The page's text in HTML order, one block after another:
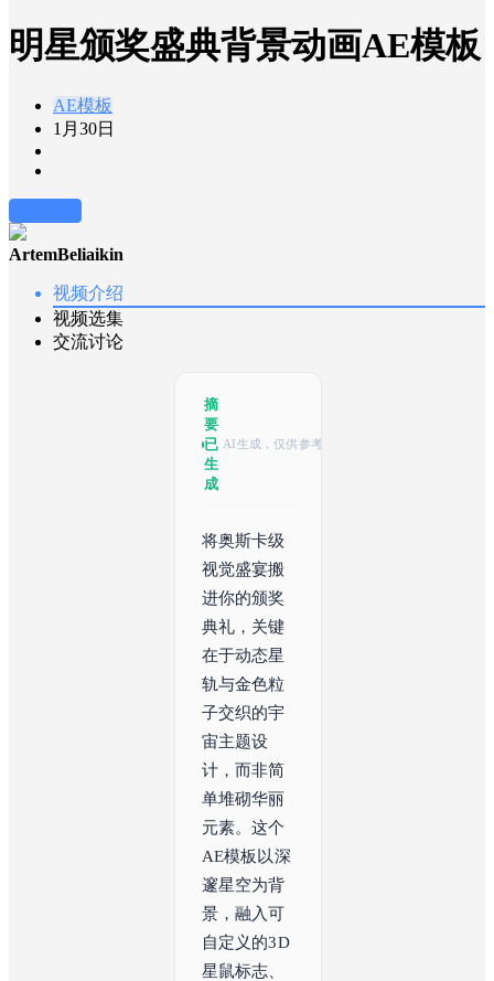
明星颁奖盛典背景动画AE模板
AE模板
1月30日
ArtemBeliaikin
视频介绍
视频选集
交流讨论
摘
要
已
生
成
AI生成，仅供参考
将奥斯卡级
视觉盛宴搬
进你的颁奖
典礼，关键
在于动态星
轨与金色粒
子交织的宇
宙主题设
计，而非简
单堆砌华丽
元素。这个
AE模板以深
邃星空为背
景，融入可
自定义的3D
星鼠标志、